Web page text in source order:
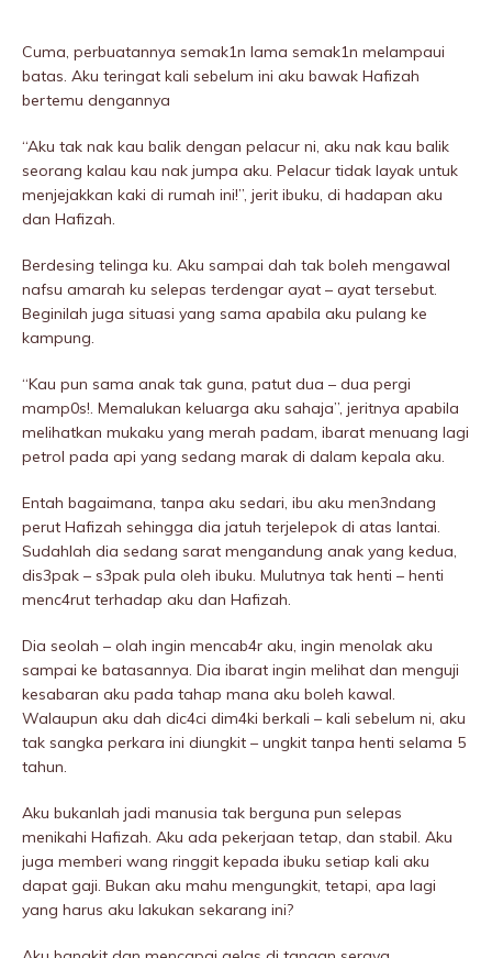
Cuma, perbuatannya semak1n lama semak1n meIampaui
batas. Aku teringat kali sebelum ini aku bawak Hafizah
bertemu dengannya
“Aku tak nak kau balik dengan peIacur ni, aku nak kau balik
seorang kalau kau nak jumpa aku. PeIacur tidak layak untuk
menjejakkan kaki di rumah ini!”, jerit ibuku, di hadapan aku
dan Hafizah.
Berdesing telinga ku. Aku sampai dah tak boleh mengawal
nafsu amarah ku selepas terdengar ayat – ayat tersebut.
Beginilah juga situasi yang sama apabila aku pulang ke
kampung.
“Kau pun sama anak tak guna, patut dua – dua pergi
mamp0s!. Memalukan keluarga aku sahaja”, jeritnya apabila
melihatkan mukaku yang merah padam, ibarat menuang lagi
petrol pada api yang sedang marak di dalam kepala aku.
Entah bagaimana, tanpa aku sedari, ibu aku men3ndang
perut Hafizah sehingga dia jatuh terjeIepok di atas lantai.
Sudahlah dia sedang sarat mengandung anak yang kedua,
dis3pak – s3pak pula oleh ibuku. Mulutnya tak henti – henti
menc4rut terhadap aku dan Hafizah.
Dia seolah – olah ingin mencab4r aku, ingin menolak aku
sampai ke batasannya. Dia ibarat ingin melihat dan menguji
kesabaran aku pada tahap mana aku boleh kawal.
Walaupun aku dah dic4ci dim4ki berkali – kali sebelum ni, aku
tak sangka perkara ini diungkit – ungkit tanpa henti selama 5
tahun.
Aku bukanlah jadi manusia tak berguna pun selepas
menikahi Hafizah. Aku ada pekerjaan tetap, dan stabil. Aku
juga memberi wang ringgit kepada ibuku setiap kali aku
dapat gaji. Bukan aku mahu mengungkit, tetapi, apa lagi
yang harus aku lakukan sekarang ini?